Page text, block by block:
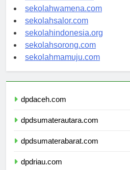
sekolahnabire.com
sekolahwamena.com
sekolahsalor.com
sekolahindonesia.org
sekolahsorong.com